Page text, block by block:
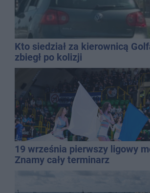
Kto siedział za kierownicą
zbiegł po kolizji
19 września pierwszy ligowy
Znamy cały terminarz